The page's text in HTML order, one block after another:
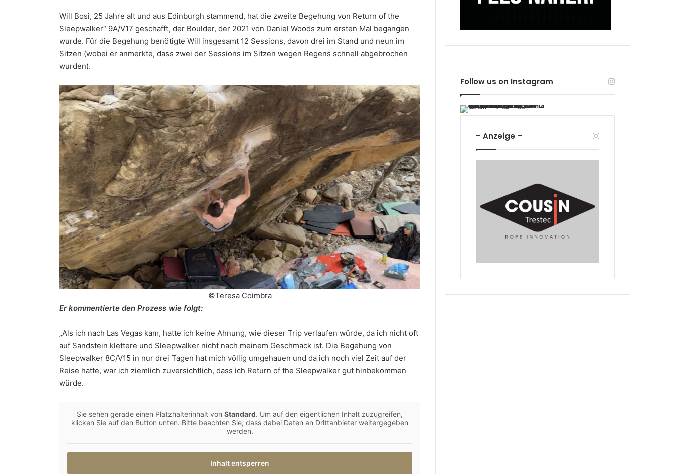
Will Bosi, 25 Jahre alt und aus Edinburgh stammend, hat die zweite Begehung von Return of the
Sleepwalker“ 9A/V17 geschafft, der Boulder, der 2021 von Daniel Woods zum ersten Mal begangen
wurde. Für die Begehung benötigte Will insgesamt 12 Sessions, davon drei im Stand und neun im
Sitzen (wobei er anmerkte, dass zwei der Sessions im Sitzen wegen Regens schnell abgebrochen
wurden).
©Teresa Coimbra
Er kommentierte den Prozess wie folgt:
„Als ich nach Las Vegas kam, hatte ich keine Ahnung, wie dieser Trip verlaufen würde, da ich nicht oft
auf Sandstein klettere und Sleepwalker nicht nach meinem Geschmack ist. Die Begehung von
Sleepwalker 8C/V15 in nur drei Tagen hat mich völlig umgehauen und da ich noch viel Zeit auf der
Reise hatte, war ich ziemlich zuversichtlich, dass ich Return of the Sleepwalker gut hinbekommen
würde.
Sie sehen gerade einen Platzhalterinhalt von Standard. Um auf den eigentlichen Inhalt zuzugreifen,
klicken Sie auf den Button unten. Bitte beachten Sie, dass dabei Daten an Drittanbieter weitergegeben
werden.
Inhalt entsperren
Follow us on Instagram
– Anzeige –